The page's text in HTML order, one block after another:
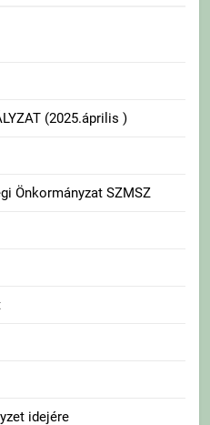
(2025.április )
Önkormányzat SZMSZ
idejére